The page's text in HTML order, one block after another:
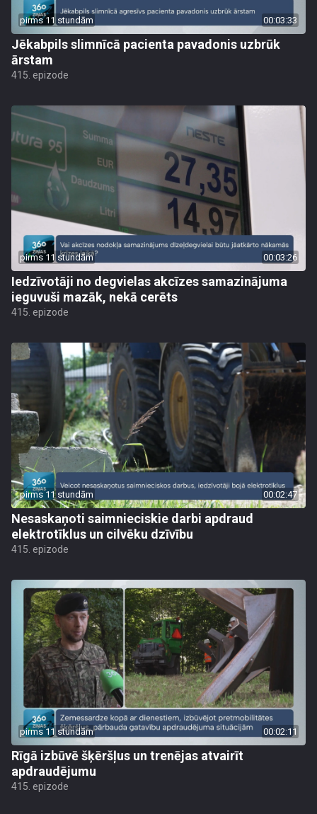
pirms 11 stundām 00:03:33
Jēkabpils slimnīcā pacienta pavadonis uzbrūk
ārstam
415. epizode
pirms 11 stundām 00:03:26
Iedzīvotāji no degvielas akcīzes samazinājuma
ieguvuši mazāk, nekā cerēts
415. epizode
pirms 11 stundām 00:02:47
Nesaskaņoti saimnieciskie darbi apdraud
elektrotīklus un cilvēku dzīvību
415. epizode
pirms 11 stundām 00:02:11
Rīgā izbūvē šķēršļus un trenējas atvairīt
apdraudējumu
415. epizode